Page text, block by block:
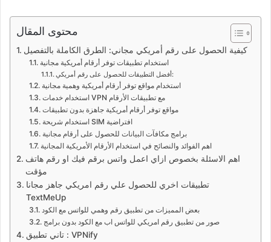
محتوى المقال
كيفية الحصول على رقم أمريكي مجاني: الطرق الكاملة بالتفصيل
استخدام تطبيقات توفر أرقام أمريكية مجانية
أفضل التطبيقات للحصول على رقم أمريكي:
استخدام مواقع توفر أرقام أمريكية وهمية مجانية
استخدام خدمات VPN مع تطبيقات الأرقام
مواقع توفر أرقام أمريكية جاهزة بدون تطبيقات
استخدام شريحة SIM افتراضية
برامج مكافآت البيانات للحصول على أرقام مجانية
اهم الفوائد والنصائح في استخدام الأرقام الأمريكية المجانية
اهم الاسئلة بخصوص ازاي اعمل واتس برقم فيك او رقم هاتف
مؤقت
تطبيقات اخري للحصول علي رقم امريكي جاهز مجانا
TextMeUp
بعض المميزات من تطبيق رقم وهمي للواتس مع الكود
صور من تطبيق رقم امريكي للواتس اب مع الكود بدون برامج
تاني تطبيق : VPNify